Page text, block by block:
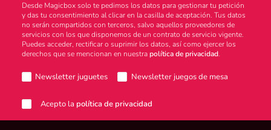
Desde Magicbox solo te pedimos los datos para gestionar tu petición
y das tu consentimiento al clicar en la casilla de aceptación. Tus datos
no serán compartidos con terceros, salvo aquellos proveedores de
servicios con los que disponemos de un contrato de servicio vigente.
Puedes acceder, rectificar o suprimir los datos, así como ejercer los
derechos que se mencionan en nuestrapolítica de privacidad.
Newsletter juguetes Newsletter juegos de mesa
Acepto la política de privacidad